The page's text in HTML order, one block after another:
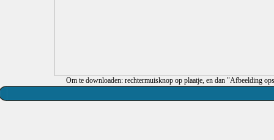
Om te downloaden: rechtermuisknop op plaatje, en dan "Afbeelding